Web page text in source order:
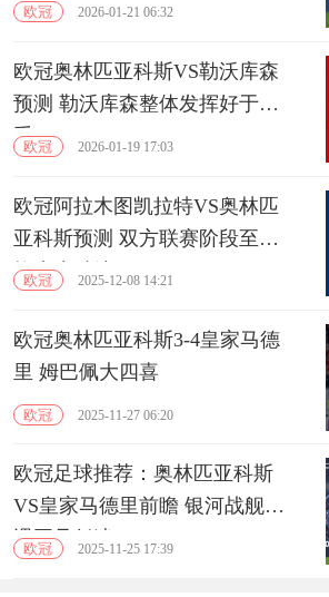
欧冠 2026-01-21 06:32
欧冠奥林匹亚科斯VS勒沃库森
预测 勒沃库森整体发挥好于对
手欧冠 2026-01-19 17:03
欧冠阿拉木图凯拉特VS奥林匹
亚科斯预测 双方联赛阶段至今
均未尝胜绩
欧冠 2025-12-08 14:21
欧冠奥林匹亚科斯3-4皇家马德
里 姆巴佩大四喜
欧冠 2025-11-27 06:20
欧冠足球推荐：奥林匹亚科斯
VS皇家马德里前瞻 银河战舰遭
遇罕见低迷
欧冠 2025-11-25 17:39